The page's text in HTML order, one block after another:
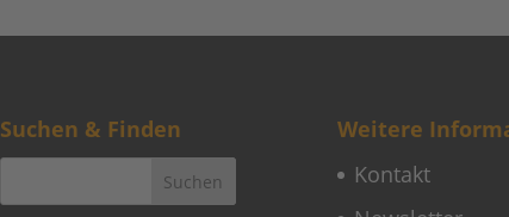
Suchen & Finden
Weitere
Kontakt